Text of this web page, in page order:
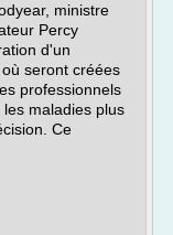
ministre
Percy
d'un
seront créées
professionnels
maladies plus
Ce